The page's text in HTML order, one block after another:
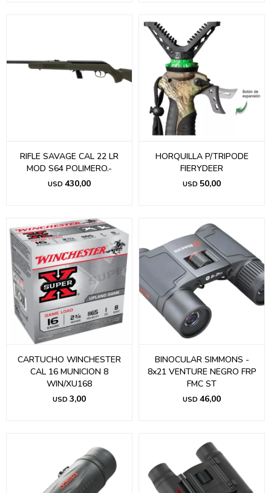
RIFLE SAVAGE CAL 22 LR
MOD S64 POLIMERO.-
USD 430,00
HORQUILLA P/TRIPODE
FIERYDEER
USD 50,00
CARTUCHO WINCHESTER
CAL 16 MUNICION 8
WIN/XU168
USD 3,00
BINOCULAR SIMMONS -
8x21 VENTURE NEGRO FRP
FMC ST
USD 46,00